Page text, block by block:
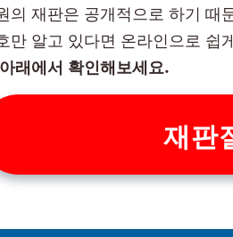
의 재판은 공개적으로 하기 때
만 알고 있다면 온라인으로 쉽
래에서 확인해보세요.
재판